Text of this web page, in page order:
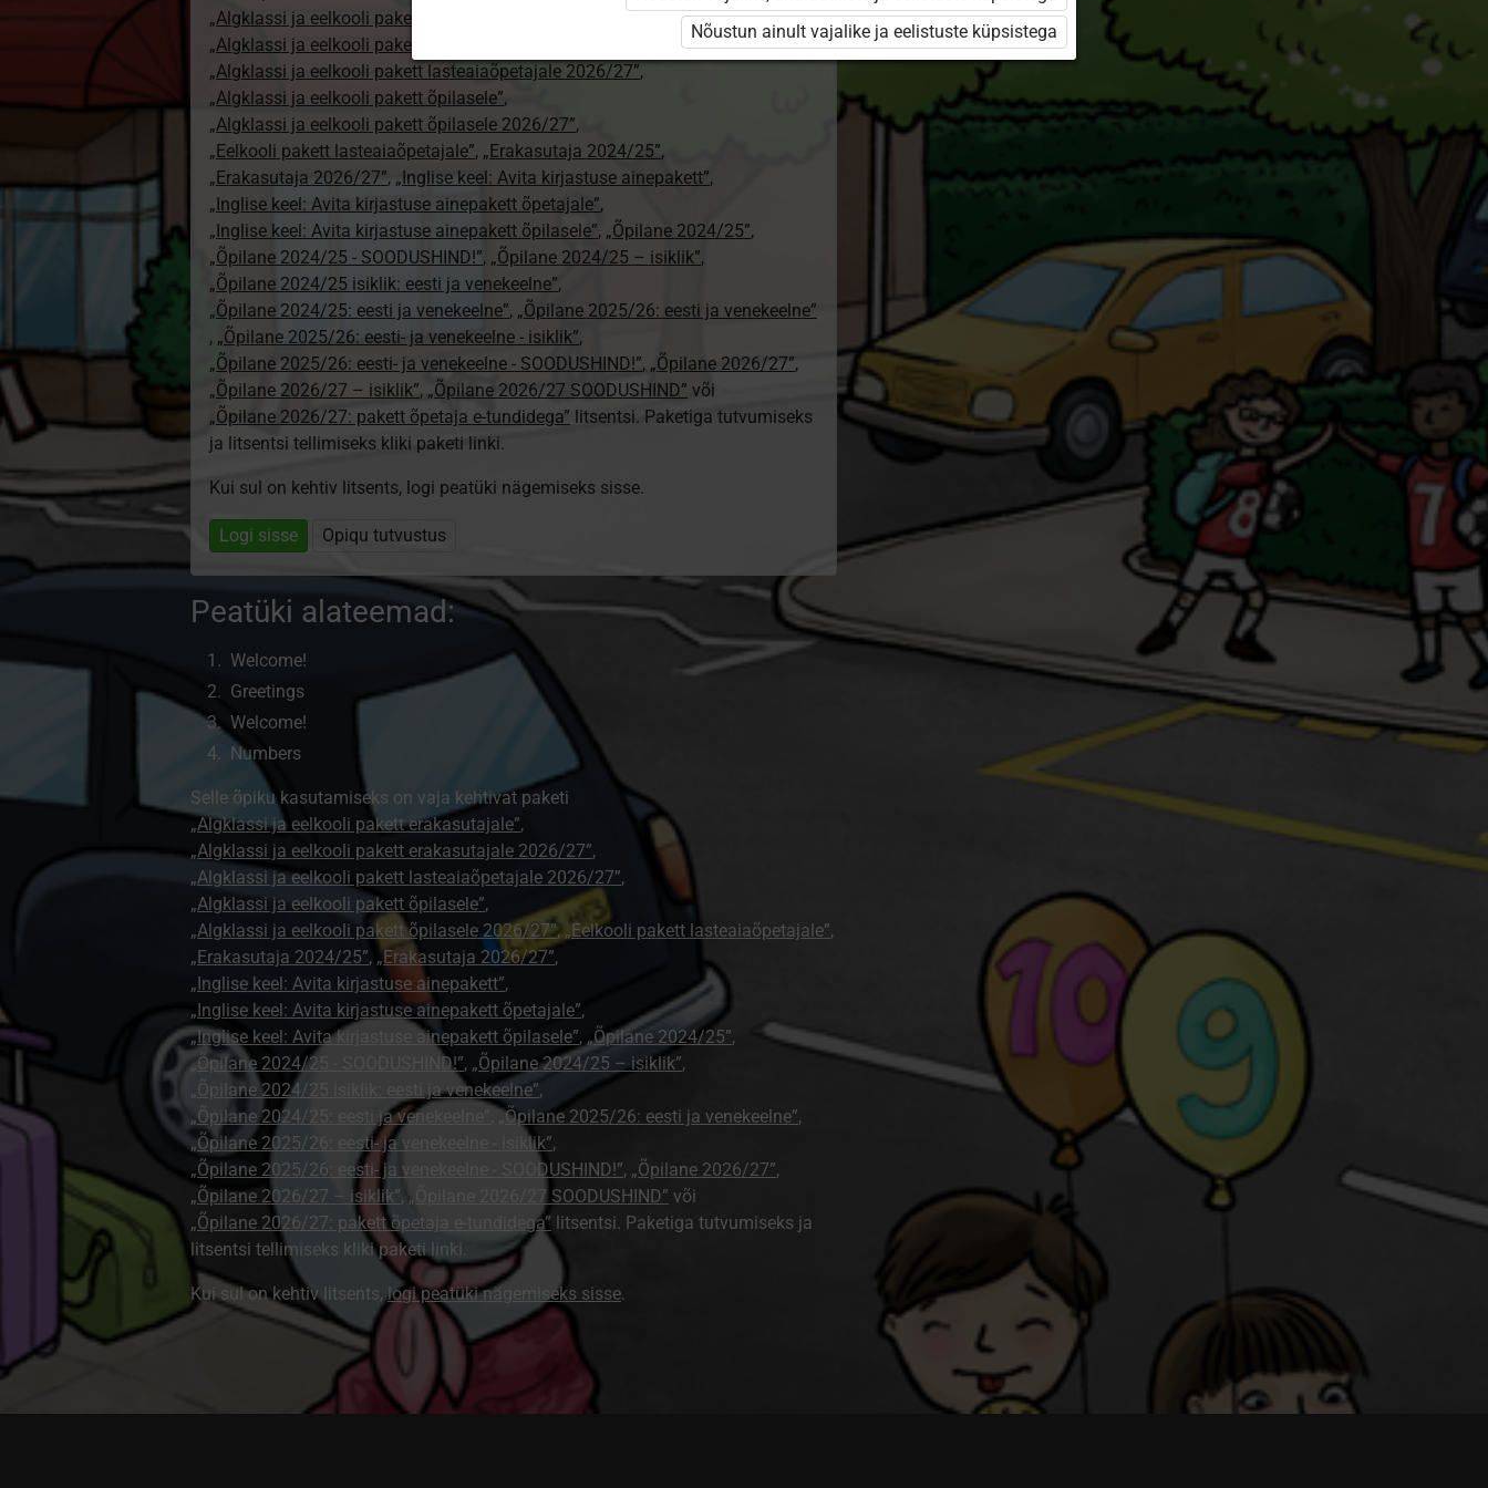
„Algklassi ja eelkooli pakett erakasutajale”
„Algklassi ja eelkooli pakett erakasutajale 2026/27”
„Algklassi ja eelkooli pakett lasteaiaõpetajale 2026/27”,
„Algklassi ja eelkooli pakett õpilasele”,
„Algklassi ja eelkooli pakett õpilasele 2026/27”,
„Eelkooli pakett lasteaiaõpetajale”, „Erakasutaja 2024/25”,
„Erakasutaja 2026/27”, „Inglise keel: Avita kirjastuse ainepakett”,
„Inglise keel: Avita kirjastuse ainepakett õpetajale”,
„Inglise keel: Avita kirjastuse ainepakett õpilasele”, „Õpilane 2024/25”,
„Õpilane 2024/25 - SOODUSHIND!”, „Õpilane 2024/25 – isiklik”,
„Õpilane 2024/25 isiklik: eesti ja venekeelne”,
„Õpilane 2024/25: eesti ja venekeelne”, „Õpilane 2025/26: eesti ja venekeelne”
, „Õpilane 2025/26: eesti- ja venekeelne - isiklik”,
„Õpilane 2025/26: eesti- ja venekeelne - SOODUSHIND!”, „Õpilane 2026/27”,
„Õpilane 2026/27 – isiklik”, „Õpilane 2026/27 SOODUSHIND” või
„Õpilane 2026/27: pakett õpetaja e-tundidega” litsentsi. Paketiga tutvumiseks
ja litsentsi tellimiseks kliki paketi linki.
Kui sul on kehtiv litsents, logi peatüki nägemiseks sisse.
Logi sisse Opiqu tutvustus
Peatüki alateemad:
Welcome!
Greetings
Welcome!
Numbers
Selle õpiku kasutamiseks on vaja kehtivat paketi
„Algklassi ja eelkooli pakett erakasutajale”,
„Algklassi ja eelkooli pakett erakasutajale 2026/27”,
„Algklassi ja eelkooli pakett lasteaiaõpetajale 2026/27”,
„Algklassi ja eelkooli pakett õpilasele”,
„Algklassi ja eelkooli pakett õpilasele 2026/27”, „Eelkooli pakett lasteaiaõpetajale”,
„Erakasutaja 2024/25”, „Erakasutaja 2026/27”,
„Inglise keel: Avita kirjastuse ainepakett”,
„Inglise keel: Avita kirjastuse ainepakett õpetajale”,
„Inglise keel: Avita kirjastuse ainepakett õpilasele”, „Õpilane 2024/25”,
„Õpilane 2024/25 - SOODUSHIND!”, „Õpilane 2024/25 – isiklik”,
„Õpilane 2024/25 isiklik: eesti ja venekeelne”,
„Õpilane 2024/25: eesti ja venekeelne”
„Õpilane 2025/26: eesti ja venekeelne”,
„Õpilane 2025/26: eesti- ja venekeelne - isiklik”,
„Õpilane 2025/26: eesti- ja venekeelne - SOODUSHIND!”, „Õpilane 2026/27”,
„Õpilane 2026/27 – isiklik”, „Õpilane 2026/27 SOODUSHIND” või
„Õpilane 2026/27: pakett õpetaja e-tundidega” litsentsi. Paketiga tutvumiseks ja
litsentsi tellimiseks kliki paketi linki.
Kui sul on kehtiv litsents,logi peatüki nägemiseks sisse.
Nõustun ainult vajalike ja eelistuste küpsistega